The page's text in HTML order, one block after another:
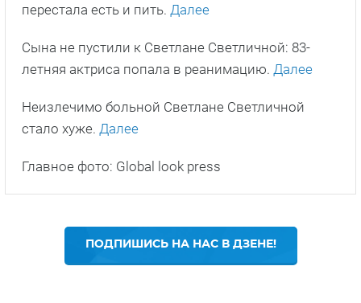
перестала есть и пить. Далее
Сына не пустили к Светлане Светличной: 83-
летняя актриса попала в реанимацию. Далее
Неизлечимо больной Светлане Светличной
стало хуже. Далее
Главное фото: Global look press
ПОДПИШИСЬ НА НАС В ДЗЕНЕ!